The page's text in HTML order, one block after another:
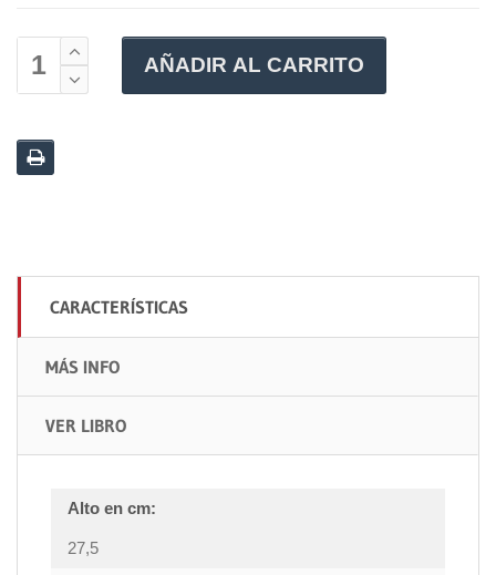
AÑADIR AL CARRITO
CARACTERÍSTICAS
MÁS INFO
VER LIBRO
Alto en cm:
27,5